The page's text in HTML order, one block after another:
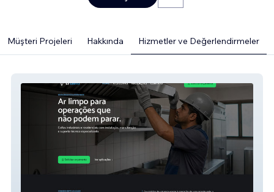
Müşteri Projeleri Hakkında Hizmetler ve Değerlendirmeler